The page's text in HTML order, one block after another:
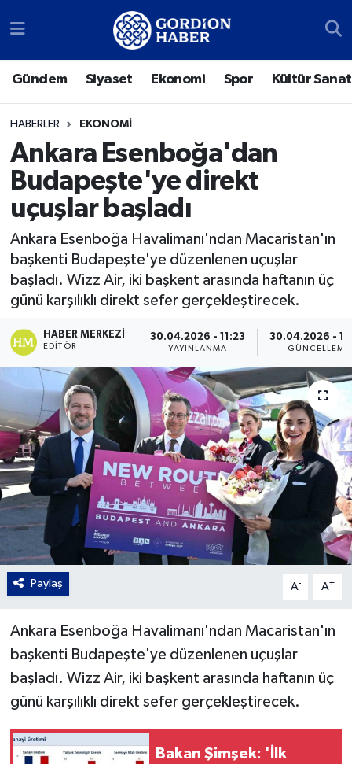
Gündem Siyaset Ekonomi Spor Kültür Sanat
HABERLER EKONOMI
Ankara Esenboğa'dan
Budapeşte'ye direkt
uçuşlar başladı
Ankara Esenboğa Havalimanı'ndan Macaristan'ın
başkenti Budapeşte'ye düzenlenen uçuşlar
başladı. Wizz Air, iki başkent arasında haftanın üç
günü karşılıklı direkt sefer gerçekleştirecek.
HABER MERKEZI
EDITÖR
30.04.2026 - 11:23
YAYINLANMA
30.04.2026 -
GÜNCELLEME
Paylaş A- A+
Ankara Esenboğa Havalimanı'ndan Macaristan'ın
başkenti Budapeşte'ye düzenlenen uçuşlar
başladı. Wizz Air, iki başkent arasında haftanın üç
günü karşılıklı direkt sefer gerçekleştirecek.
Bakan Şimşek: 'İlk
Sosyal Medya Hesaplarımız
Siyaset
Ekonomi
Spor
Kültür Sanat
Türk Dünyası
Polatlı
Gordion
Ankara Nöbetçi Eczaneler
Ankara Trafik Yoğunluk Haritası
Süper Lig Puan Durumu ve Fikstür
Tüm Manşetler
Son Dakika Haberleri
Haber Arşivi